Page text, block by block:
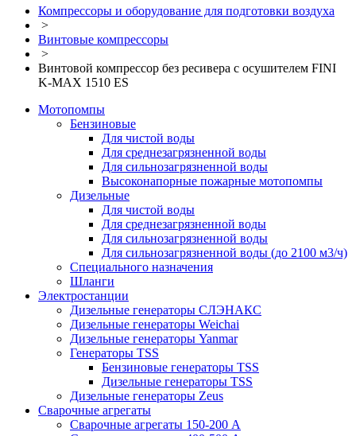
Компрессоры и оборудование для подготовки воздуха
>
Винтовые компрессоры
>
Винтовой компрессор без ресивера с осушителем FINI
K-MAX 1510 ES
Мотопомпы
Бензиновые
Для чистой воды
Для среднезагрязненной воды
Для сильнозагрязненной воды
Высоконапорные пожарные мотопомпы
Дизельные
Для чистой воды
Для среднезагрязненной воды
Для сильнозагрязненной воды
Для сильнозагрязненной воды (до 2100 м3/ч)
Специального назначения
Шланги
Электростанции
Дизельные генераторы СЛЭНАКС
Дизельные генераторы Weichai
Дизельные генераторы Yanmar
Генераторы TSS
Бензиновые генераторы TSS
Дизельные генераторы TSS
Дизельные генераторы Zeus
Сварочные агрегаты
Сварочные агрегаты 150-200 А